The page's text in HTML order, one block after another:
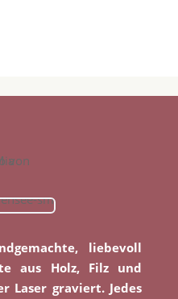
liebevoll
aus Holz, Filz und
Laser graviert. Jedes